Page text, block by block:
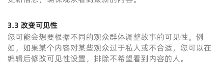
3.3 改变可见性
您可能会想要根据不同的观众群体调整故事的可见性。例
如，如果某个内容对某些观众过于私人或不合适，您可以在
编辑后修改可见性设置，排除不希望看到内容的人。